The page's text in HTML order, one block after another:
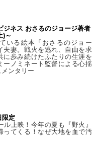
ジネス おさるのジョージ著者
)～
いる絵本「おさるのジョー
夫妻。戦火を逃れ、自由を求
に歩み続けたふたりの生涯を
ーノミネート監督による心揺
ンタリー
定
ル上映！今年の夏も『野火』
ってくる！なぜ大地を血で汚